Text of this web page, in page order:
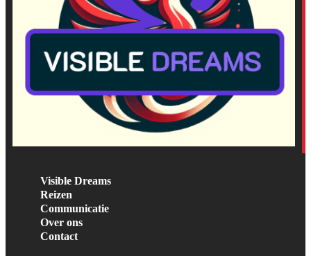
Visible Dreams
Reizen
Communicatie
Over ons
Contact